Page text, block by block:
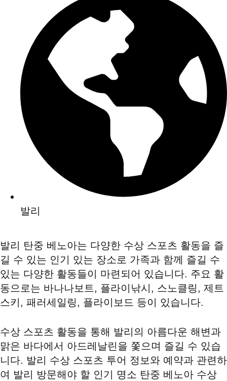
발리
발리 탄중 베노아는 다양한 수상 스포츠 활동을 즐
길 수 있는 인기 있는 장소로 가족과 함께 즐길 수
있는 다양한 활동들이 마련되어 있습니다. 주요 활
동으로는 바나나보트, 플라이낚시, 스노클링, 제트
스키, 패러세일링, 플라이보드 등이 있습니다.
수상 스포츠 활동을 통해 발리의 아름다운 해변과
맑은 바다에서 아드레날린을 쫓으며 즐길 수 있습
니다. 발리 수상 스포츠 투어 정보와 예약과 관련하
여 발리 방문해야 할 인기 명소 탄중 베노아 수상